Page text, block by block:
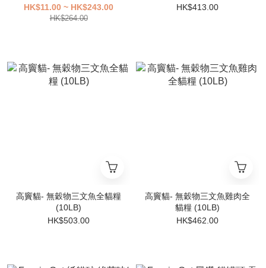
罐】
HK$11.00 ~ HK$243.00
HK$264.00
HK$413.00
高竇貓- 無穀物三文魚全貓糧
(10LB)
HK$503.00
高竇貓- 無穀物三文魚雞肉全
貓糧 (10LB)
HK$462.00